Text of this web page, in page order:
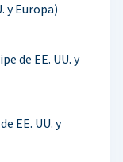
y Europa)
de EE. UU. y
EE. UU. y